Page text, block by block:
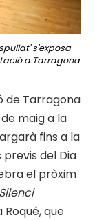
s'exposa
a Tarragona
de Tarragona
maig a la
fins a la
del Dia
el pròxim
Silenci
que